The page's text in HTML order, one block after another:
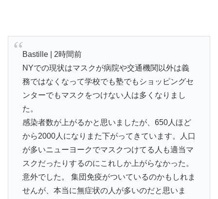
Bastille | 2時間前
NYでの現状はマスクが病院や交通機関以外は義
務ではなくなって学校でも塾でもショッピングセ
ンターでもマスクをつけない人は多くなりまし
た。
感染者数が上がるかと思いましたが、650人ほど
から2000人になりまた下がってきています。人口
が多いニューヨークでマスクつけてる人も適当マ
スクだったりするのにこれしか上がらなかった。
意外でした。 集団免疫がついているのかもしれま
せんが、本当に無症状の人が多いのだと思いま